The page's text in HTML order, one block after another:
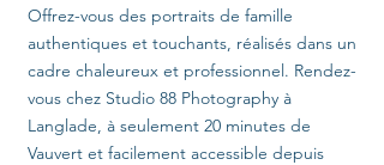
Offrez-vous des portraits de famille
authentiques et touchants, réalisés dans un
cadre chaleureux et professionnel. Rendez-
vous chez Studio 88 Photography à
Langlade, à seulement 20 minutes de
Vauvert et facilement accessible depuis